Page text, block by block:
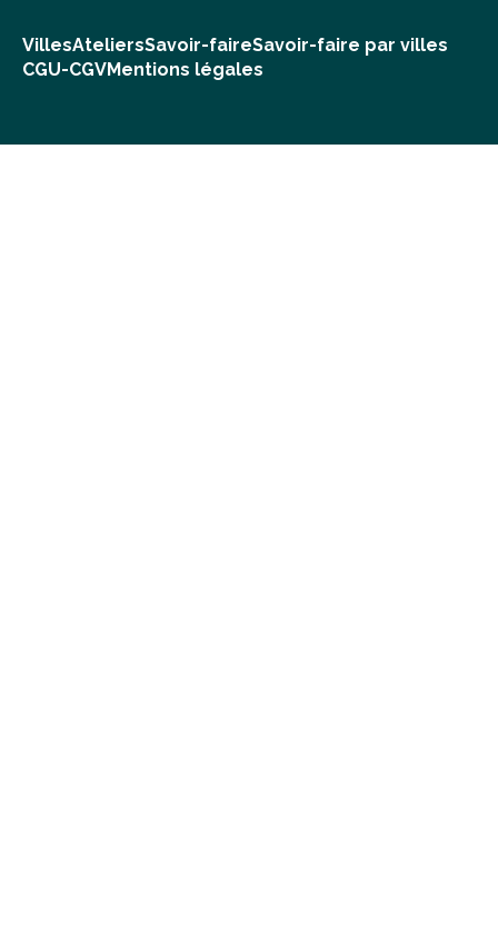
VillesAteliersSavoir-faireSavoir-faire par villes
CGU-CGVMentions légales